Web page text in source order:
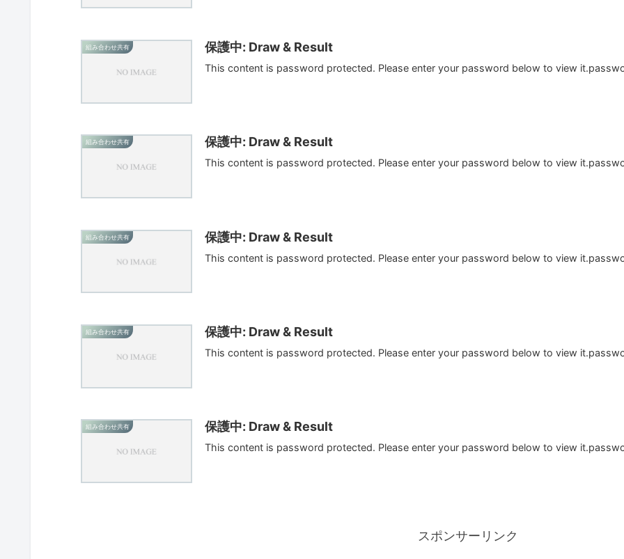
組み合わせ共有 保護中: Draw & Result
This content is password protected. Please enter your password below to view
組み合わせ共有 保護中: Draw & Result
This content is password protected. Please enter your password below to view
組み合わせ共有 保護中: Draw & Result
This content is password protected. Please enter your password below to view
組み合わせ共有 保護中: Draw & Result
This content is password protected. Please enter your password below to view
組み合わせ共有 保護中: Draw & Result
This content is password protected. Please enter your password below to view
スポンサーリンク